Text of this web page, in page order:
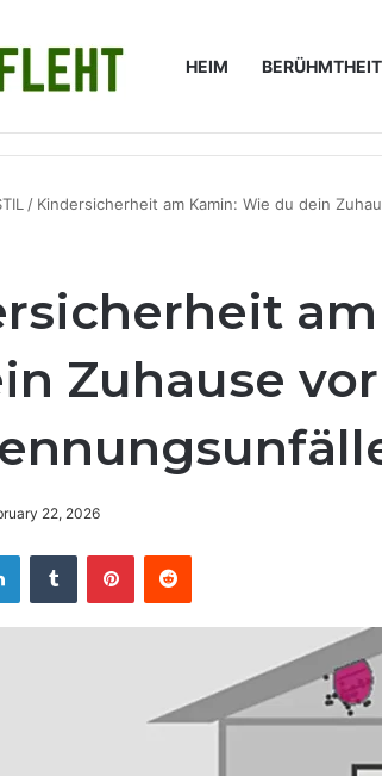
HEIM BERÜHMTHEIT
im Mittelstand: Was Revenue Operations für IT-
/ Kindersicherheit am Kamin: Wie du dein
Zuhause vor
22, 2026
LinkedInTumblr PinterestReddit